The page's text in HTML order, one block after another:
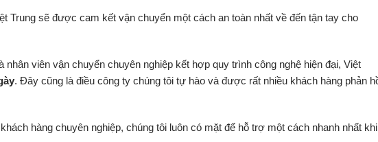
Trung sẽ được cam kết vận chuyển một cách an toàn nhất về đến tận tay cho
nhân viên vận chuyển chuyên nghiệp kết hợp quy trình công nghệ hiện đại, Việt
. Đây cũng là điều công ty chúng tôi tự hào và được rất nhiều khách hàng phản
hàng chuyên nghiệp, chúng tôi luôn có mặt để hỗ trợ một cách nhanh nhất khi